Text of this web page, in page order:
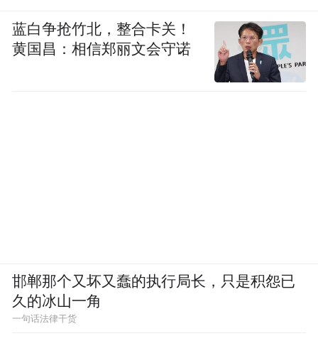
蓝白争抢竹北，整合卡关！
黄国昌：相信郑丽文会守诺
邯郸那个又坏又蠢的执行局长，只是积怨已
久的冰山一角
一句话法律干货